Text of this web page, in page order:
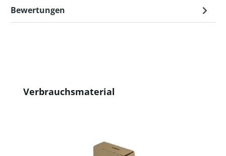
Bewertungen
Produktgalerie überspringen
Verbrauchsmaterial